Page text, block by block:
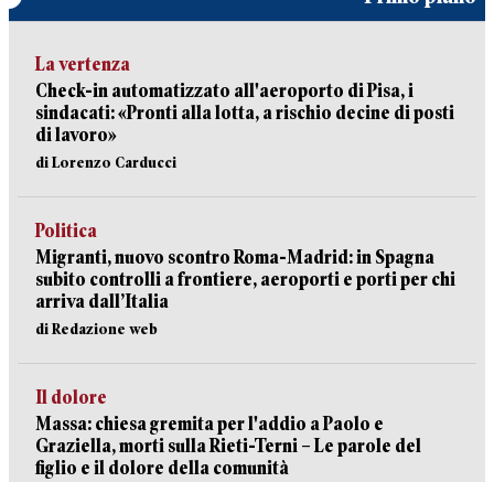
La vertenza
Check-in automatizzato all'aeroporto di Pisa, i
sindacati: «Pronti alla lotta, a rischio decine di posti
di lavoro»
di Lorenzo Carducci
Politica
Migranti, nuovo scontro Roma-Madrid: in Spagna
subito controlli a frontiere, aeroporti e porti per chi
arriva dall’Italia
di Redazione web
Il dolore
Massa: chiesa gremita per l'addio a Paolo e
Graziella, morti sulla Rieti-Terni – Le parole del
figlio e il dolore della comunità